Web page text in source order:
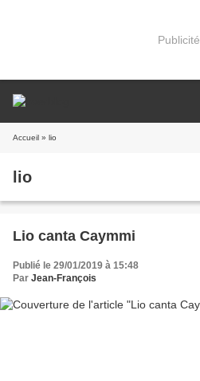
Publicité
Accueil » lio
lio
Lio canta Caymmi
Publié le 29/01/2019 à 15:48
Par Jean-François